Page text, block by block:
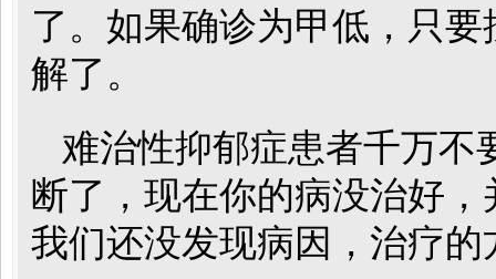
了。如果确诊为甲低，只
解了。
难治性抑郁症患者千万不
断了，现在你的病没治好
我们还没发现病因，治疗